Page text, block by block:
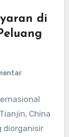
di
China
diorganisir